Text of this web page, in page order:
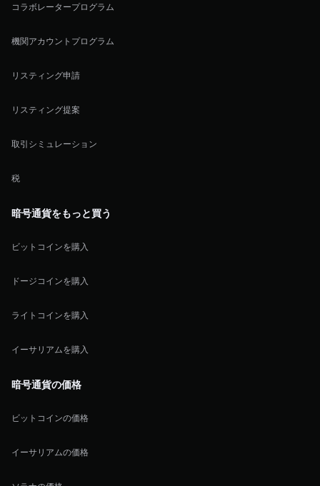
コラボレータープログラム
機関アカウントプログラム
リスティング申請
リスティング提案
取引シミュレーション
税
暗号通貨をもっと買う
ビットコインを購入
ドージコインを購入
ライトコインを購入
イーサリアムを購入
暗号通貨の価格
ビットコインの価格
イーサリアムの価格